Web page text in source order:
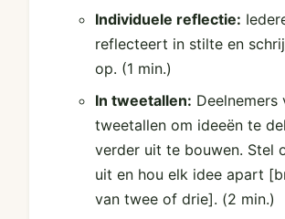
Individuele reflectie:
reflecteert in stilte en
op. (1 min.)
In tweetallen: Deelnemers
tweetallen om ideeën te
verder uit te bouwen. Stel
uit en hou elk idee apart
van twee of drie]. (2 min.)